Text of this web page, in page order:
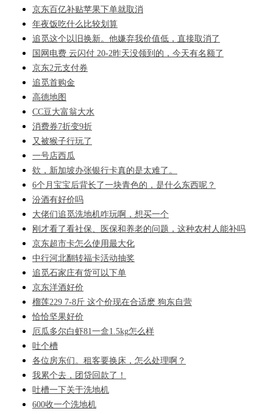
京东百亿补贴苹果下单就取消
年夜饭吃什么比较划算
追觅这个以旧换新。他嫌弃我价值低，直接取消了
国网电费 云闪付 20-2昨天没领到的，今天有名额了
京东2元支付券
追觅首购金
高德地图
CC豆大富翁大水
消费券7折变9折
又被猴子行玩了
一号店西瓜
欸，新加坡办张银行卡真的是太难了。
6个月宝宝后背长了一块青色的，是什么东西呢？
汾酒有好价吗
大佬们追觅洗地机咋玩啊，想买一个
刚才看了看社保、医保和养老的问题，这种农村人能补吗
京东超市卡怎么使用最大化
中行河北翻转福卡活动抽奖
追觅石家庄有货可以下单
京东洋酒好价
榴莲229 7-8斤 这个价现在合适麽 狗东自营
恰恰坚果好价
厄瓜多尔白虾81一盒1.5kg怎么样
吐个槽
各位房东们。租客要换床，怎么处理啊？
我累个去，团贷回款了！
吐槽一下关于洗地机
600收一个洗地机